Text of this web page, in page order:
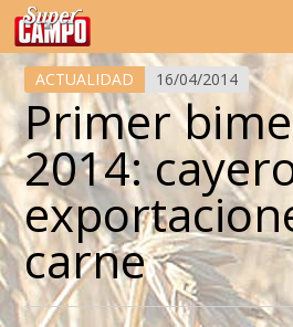
Temas de hoy
ACTUALIDAD 16/04/2014
Primer
2014:
carne